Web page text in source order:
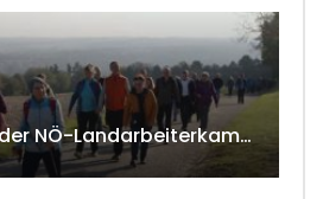
Wandertag der NÖ-Landarbeiterkammer in Hollabrunn 2024